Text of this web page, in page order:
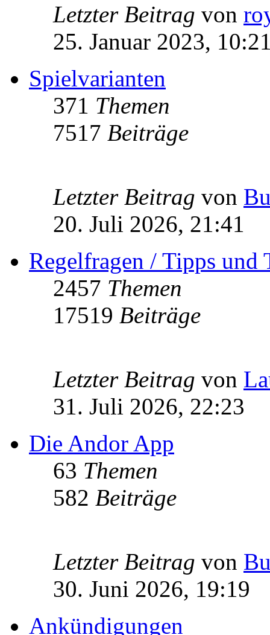
Letzter Beitrag von
25. Januar 2023,
Spielvarianten
371 Themen
7517 Beiträge
Letzter Beitrag von
20. Juli 2026, 21:41
Regelfragen / Tipps und
2457 Themen
17519 Beiträge
Letzter Beitrag von
31. Juli 2026, 22:23
Die Andor App
63 Themen
582 Beiträge
Letzter Beitrag von
30. Juni 2026, 19:19
Ankündigungen